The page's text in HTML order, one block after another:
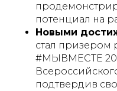
потенциал на
Новыми
стал призером
#МЫВМЕСТЕ
подтвердив